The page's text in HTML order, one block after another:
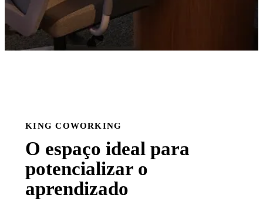
KING COWORKING
O espaço ideal para
potencializar o
aprendizado